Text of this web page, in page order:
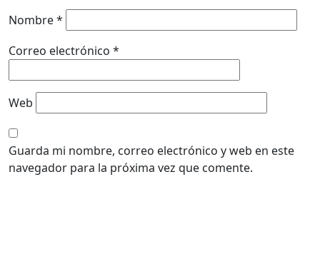
Nombre*
Correo electrónico *
Web
Guarda mi nombre, correo electrónico y web en este
navegador para la próxima vez que comente.